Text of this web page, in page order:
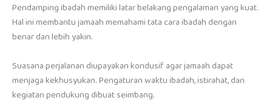
Pendamping ibadah memiliki latar belakang pengalaman yang kuat.
Hal ini membantu jamaah memahami tata cara ibadah dengan
benar dan lebih yakin.
Suasana perjalanan diupayakan kondusif agar jamaah dapat
menjaga kekhusyukan. Pengaturan waktu ibadah, istirahat, dan
kegiatan pendukung dibuat seimbang.